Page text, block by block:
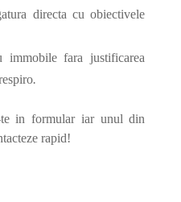
directa cu obiectivele
immobile fara justificarea
.
te in formular iar unul din
rapid!